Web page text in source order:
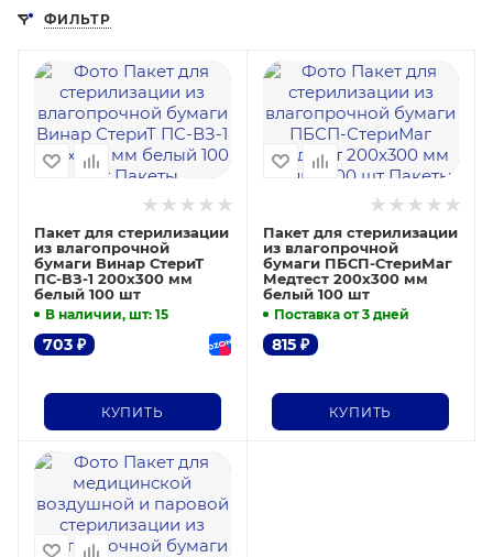
ФИЛЬТР
Пакет для стерилизации
из влагопрочной
бумаги Винар СтериТ
ПС-ВЗ-1 200х300 мм
белый 100 шт
В наличии, шт: 15
703 ₽
КУПИТЬ
Пакет для стерилизации
из влагопрочной
бумаги ПБСП-СтериМаг
Медтест 200х300 мм
белый 100 шт
Поставка от 3 дней
815₽
КУПИТЬ